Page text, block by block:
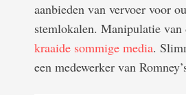
aanbieden van vervoer voor
stemlokalen. Manipulatie van
kraaide sommige media.
een medewerker van